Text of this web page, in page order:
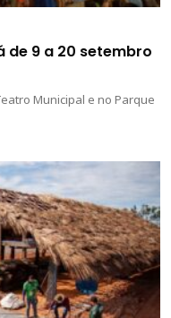
9 a 20 setembro
Municipal e no Parque